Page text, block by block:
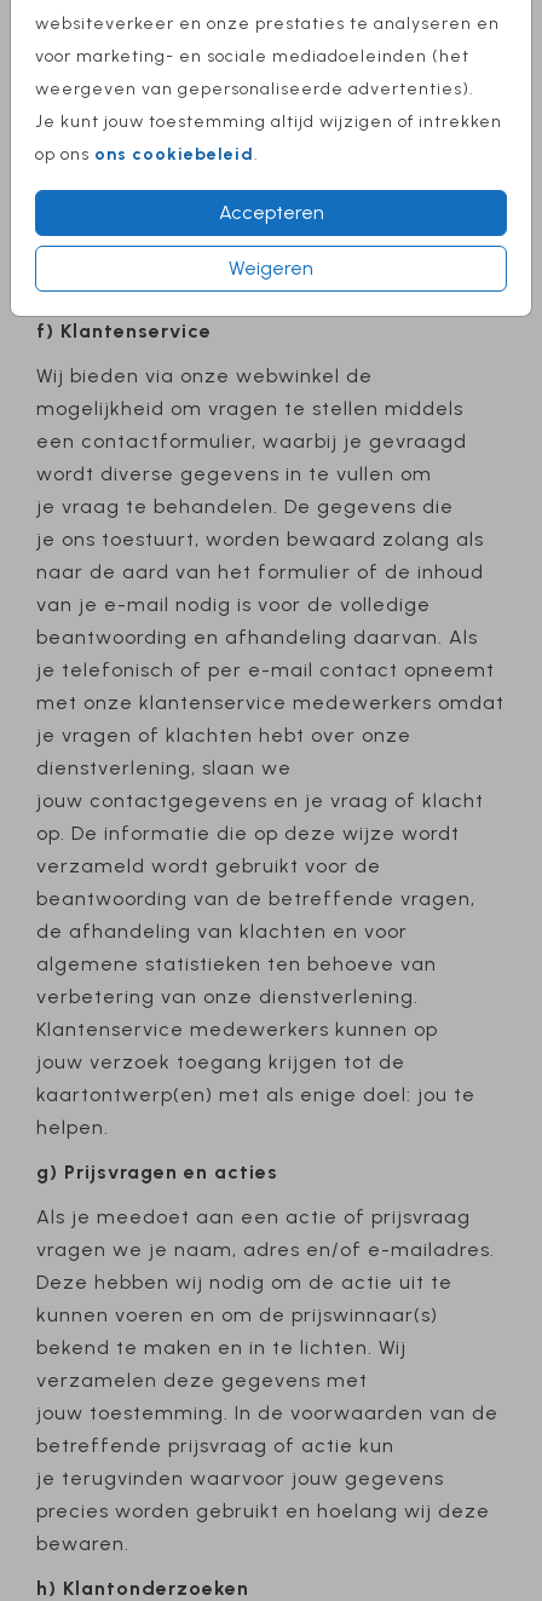
websiteverkeer en onze prestaties te analyseren en
voor marketing- en sociale mediadoeleinden (het
weergeven van gepersonaliseerde advertenties).
Je kunt jouw toestemming altijd wijzigen of intrekken
op ons ons cookiebeleid.
Accepteren
Weigeren
Wij kunnen jou, naast de informatie op onze
website, ook op de hoogte brengen van onze
nieuwe producten en diensten:
per post: zonder jouw expliciete
toestemming zullen Sparkles en Buroleo
je persoonsgegevens niet verwerken voor
direct-marketingdoeleinden;
via social media;
per telefoon:zie f) Klantenservice.
f) Klantenservice
Wij bieden via onze webwinkel de
mogelijkheid om vragen te stellen middels
een contactformulier, waarbij je gevraagd
wordt diverse gegevens in te vullen om
je vraag te behandelen. De gegevens die
je ons toestuurt, worden bewaard zolang als
naar de aard van het formulier of de inhoud
van je e-mail nodig is voor de volledige
beantwoording en afhandeling daarvan. Als
je telefonisch of per e-mail contact opneemt
met onze klantenservice medewerkers omdat
je vragen of klachten hebt over onze
dienstverlening, slaan we
jouw contactgegevens en je vraag of klacht
op. De informatie die op deze wijze wordt
verzameld wordt gebruikt voor de
beantwoording van de betreffende vragen,
de afhandeling van klachten en voor
algemene statistieken ten behoeve van
verbetering van onze dienstverlening.
Klantenservice medewerkers kunnen op
jouw verzoek toegang krijgen tot de
kaartontwerp(en) met als enige doel: jou te
helpen.
g) Prijsvragen en acties
Als je meedoet aan een actie of prijsvraag
vragen we je naam, adres en/of e-mailadres.
Deze hebben wij nodig om de actie uit te
kunnen voeren en om de prijswinnaar(s)
bekend te maken en in te lichten. Wij
verzamelen deze gegevens met
jouw toestemming. In de voorwaarden van de
betreffende prijsvraag of actie kun
je terugvinden waarvoor jouw gegevens
precies worden gebruikt en hoelang wij deze
bewaren.
h) Klantonderzoeken